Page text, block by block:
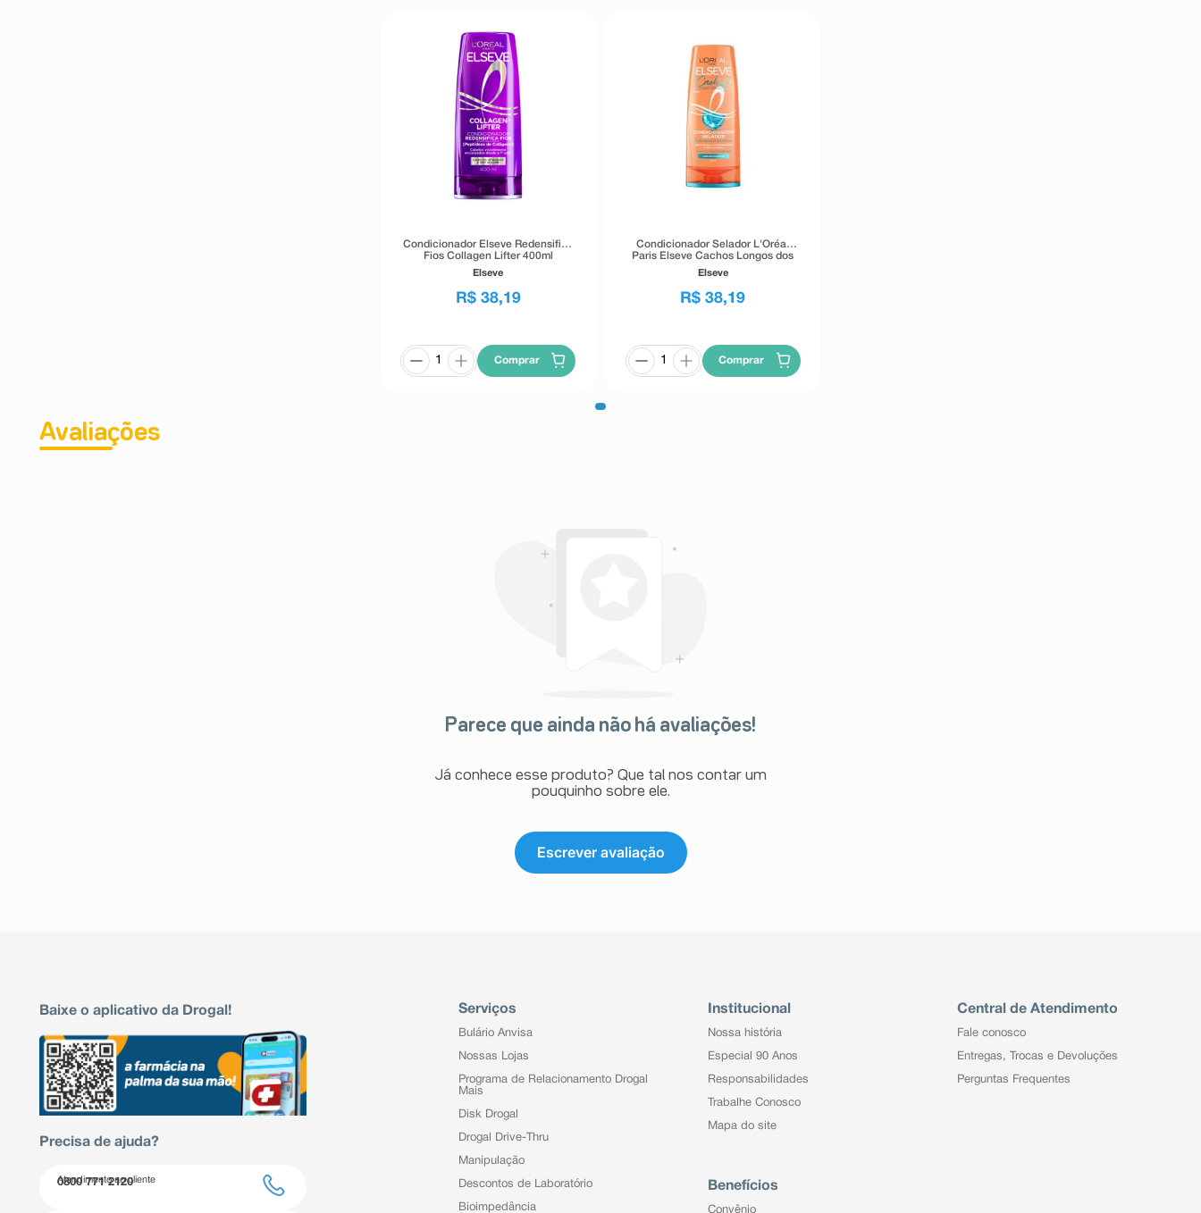
Condicionador Elseve Redensifica
Fios Collagen Lifter 400ml
Elseve
R$ 38,19
Comprar
Condicionador Selador L'Oréal
Paris Elseve Cachos Longos dos
Sonhos 400ml
Elseve
R$ 38,19
Comprar
Avaliações
Parece que ainda não há avaliações!
Já conhece esse produto? Que tal nos contar um
pouquinho sobre ele.
Escrever avaliação
Baixe o aplicativo da Drogal!
Precisa de ajuda?
Atendimento ao cliente
0800 771 2120
Serviços
Bulário Anvisa
Nossas Lojas
Programa de Relacionamento Drogal
Mais
Disk Drogal
Drogal Drive-Thru
Manipulação
Descontos de Laboratório
Bioimpedância
Institucional
Nossa história
Especial 90 Anos
Responsabilidades
Trabalhe Conosco
Mapa do site
Benefícios
Convênio
Central de Atendimento
Fale conosco
Entregas, Trocas e Devoluções
Perguntas Frequentes